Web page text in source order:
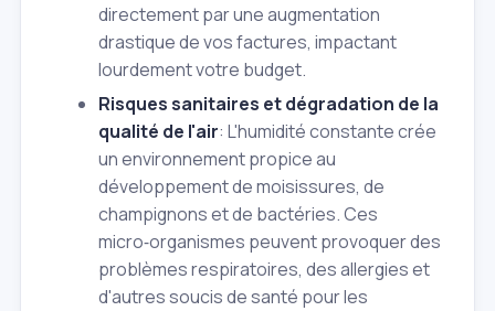
directement par une augmentation
drastique de vos factures, impactant
lourdement votre budget.
Risques sanitaires et dégradation de la
qualité de l'air: L'humidité constante crée
un environnement propice au
développement de moisissures, de
champignons et de bactéries. Ces
micro‑organismes peuvent provoquer des
problèmes respiratoires, des allergies et
d'autres soucis de santé pour les